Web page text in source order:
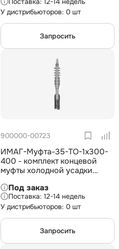
3х50-95 мм2
У дистрибьюторов: 0 шт
Запросить
900000-00723
ИМАГ-Муфта-35-TO-1х300-
400 - комплект концевой
муфты холодной усадки
жил. кабеля с изоляцией из
СПЭ на 35 кВ, 1х300-400 мм2
Под заказ
12-14 недель
У дистрибьюторов: 0 шт
Запросить